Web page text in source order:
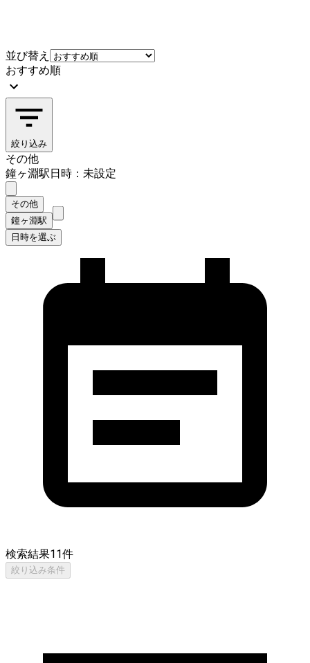
並び替え
おすすめ順
絞り込み
その他
鐘ヶ淵駅日時：未設定
その他
鐘ヶ淵駅
日時を選ぶ
検索結果11件
絞り込み条件